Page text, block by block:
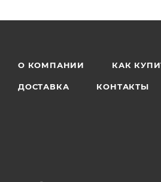
О КОМПАНИИ КАК
ДОСТАВКА КОНТАКТЫ